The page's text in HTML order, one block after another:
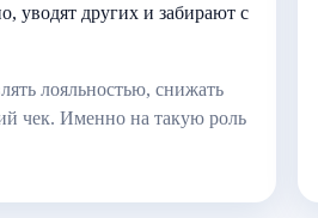
уводят других и забирают с
лояльностью, снижать
чек. Именно на такую роль